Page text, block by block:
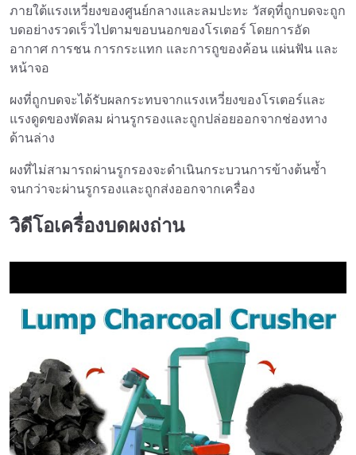
ภายใต้แรงเหวี่ยงของศูนย์กลางและลมปะทะ วัสดุที่ถูกบดจะถูก
บดอย่างรวดเร็วไปตามขอบนอกของโรเตอร์ โดยการอัด
อากาศ การชน การกระแทก และการถูของค้อน แผ่นฟัน และ
หน้าจอ
ผงที่ถูกบดจะได้รับผลกระทบจากแรงเหวี่ยงของโรเตอร์และ
แรงดูดของพัดลม ผ่านรูกรองและถูกปล่อยออกจากช่องทาง
ด้านล่าง
ผงที่ไม่สามารถผ่านรูกรองจะดำเนินกระบวนการข้างต้นซ้ำ
จนกว่าจะผ่านรูกรองและถูกส่งออกจากเครื่อง
วิดีโอเครื่องบดผงถ่าน